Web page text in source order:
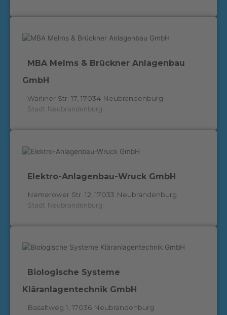
MBA Melms & Brückner Anlagenbau
GmbH
Warliner Str. 17, 17034 Neubrandenburg
Stadt Neubrandenburg
Elektro-Anlagenbau-Wruck GmbH
Nemerower Str. 12, 17033 Neubrandenburg
Stadt Neubrandenburg
Biologische Systeme
Kläranlagentechnik GmbH
Basaltweg 1, 17036 Neubrandenburg